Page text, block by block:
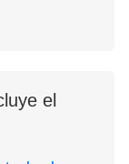
el